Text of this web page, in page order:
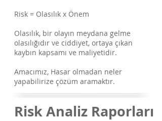
Risk = Olasılık x Önem
Olasılık, bir olayın meydana gelme
olasılığıdır ve ciddiyet, ortaya çıkan
kaybın kapsamı ve maliyetidir.
Amacımız, Hasar olmadan neler
yapabilirize çözüm aramaktır.
Risk Analiz Raporları